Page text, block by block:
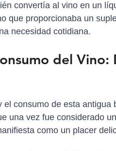
convertía al vino en un
que proporcionaba un
necesidad cotidiana.
del Vino:
consumo de esta antigua
una vez fue considerado
como un placer